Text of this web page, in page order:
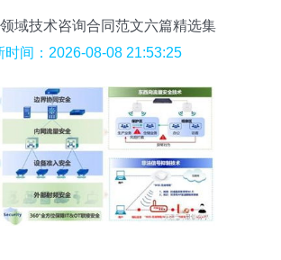
域技术咨询合同范文六篇精选集
时间：2026-08-08 21:53:25